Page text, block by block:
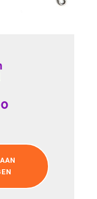
Huidige
€10.00.